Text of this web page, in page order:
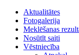
Aktualitātes
Fotogalerija
Meklēšanas
Nosūtīt saiti
Vēstniecība